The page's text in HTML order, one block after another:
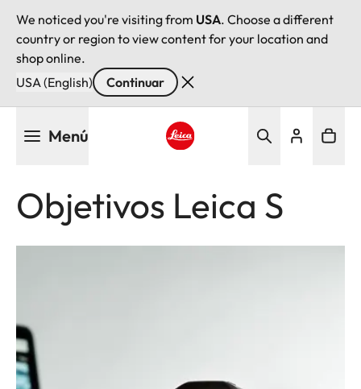
We noticed you're visiting from USA. Choose a different
country or region to view content for your location and
shop online.
USA (English)
Continuar
Menú
Objetivos Leica S